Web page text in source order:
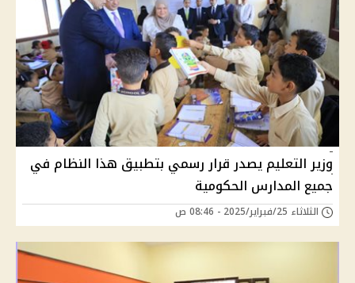
وزير التعليم يصدر قرار رسمي بتطبيق هذا النظام في
جميع المدارس الحكومية
الثلاثاء 25/فبراير/2025 - 08:46 ص